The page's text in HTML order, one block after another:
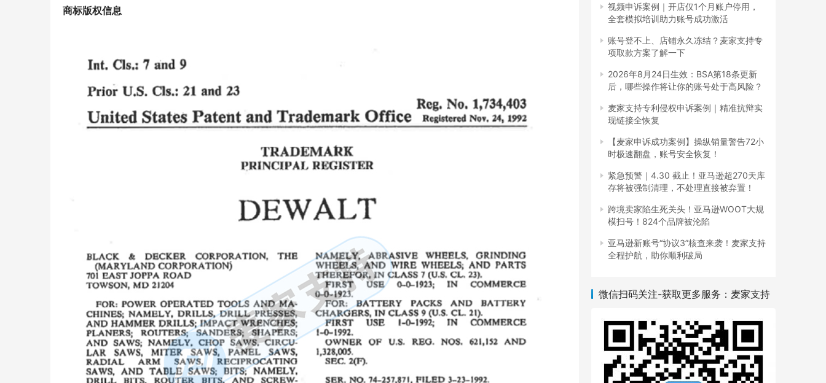
商标版权信息
视频申诉案例｜开店仅1个月账户停用，
全套模拟培训助力账号成功激活
账号登不上、店铺永久冻结？麦家支持专
项取款方案了解一下
2026年8月24日生效：BSA第18条更新
后，哪些操作将让你的账号处于高风险？
麦家支持专利侵权申诉案例｜精准抗辩实
现链接全恢复
【麦家申诉成功案例】操纵销量警告72小
时极速翻盘，账号安全恢复！
紧急预警｜4.30 截止！亚马逊超270天库
存将被强制清理，不处理直接被弃置！
跨境卖家陷生死关头！亚马逊WOOT大规
模扫号！824个品牌被沦陷
亚马逊新账号“协议3”核查来袭！麦家支持
全程护航，助你顺利破局
微信扫码关注-获取更多服务：麦家支持